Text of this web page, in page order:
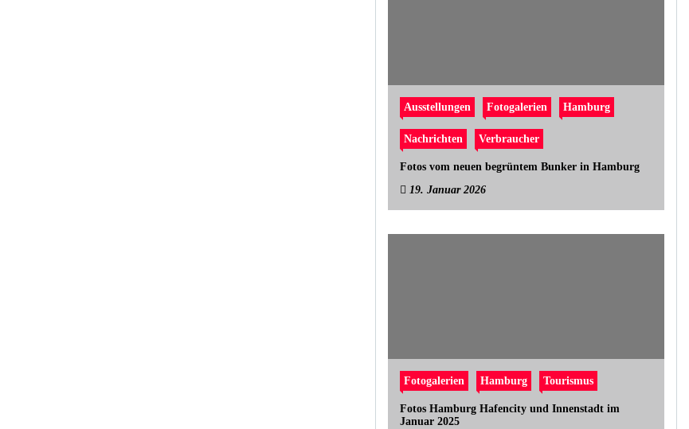
Ausstellungen Fotogalerien Hamburg
Nachrichten Verbraucher
Fotos vom neuen begrüntem Bunker in Hamburg
19. Januar 2026
Fotogalerien Hamburg Tourismus
Fotos Hamburg Hafencity und Innenstadt im
Januar 2025